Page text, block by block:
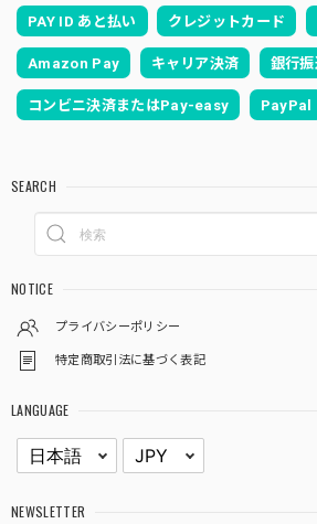
PAY ID あと払い クレジットカード
Amazon Pay キャリア決済 銀行
コンビニ決済またはPay-easy PayPal
SEARCH
NOTICE
プライバシーポリシー
特定商取引法に基づく表記
LANGUAGE
NEWSLETTER